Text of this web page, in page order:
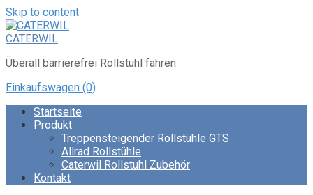
Skip to content
CATERWIL
Überall barrierefrei Rollstuhl fahren
Einkaufswagen (0)
Startseite
Produkt
Treppensteigender Rollstühle GTS
Allrad Rollstühle
Caterwil Rollstuhl Zubehör
Kontakt